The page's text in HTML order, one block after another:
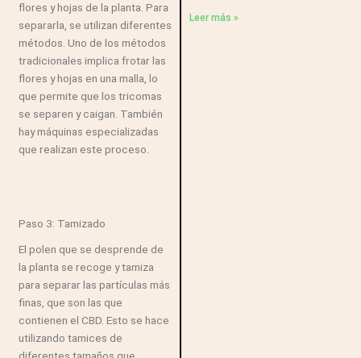
flores y hojas de la planta. Para
separarla, se utilizan diferentes
métodos. Uno de los métodos
tradicionales implica frotar las
flores y hojas en una malla, lo
que permite que los tricomas
se separen y caigan. También
hay máquinas especializadas
que realizan este proceso.
Paso 3: Tamizado
El polen que se desprende de
la planta se recoge y tamiza
para separar las partículas más
finas, que son las que
contienen el CBD. Esto se hace
utilizando tamices de
Leer más »